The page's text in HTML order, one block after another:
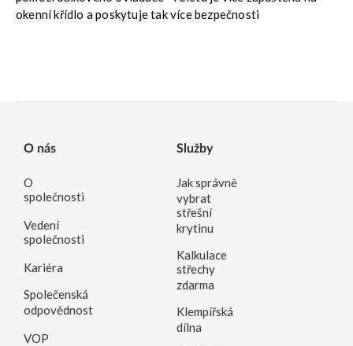
okenní křídlo a poskytuje tak více bezpečnosti
O nás
O
společnosti
Vedení
společnosti
Kariéra
Společenská
odpovědnost
VOP
Služby
Jak správně
vybrat
střešní
krytinu
Kalkulace
střechy
zdarma
Klempířská
dílna